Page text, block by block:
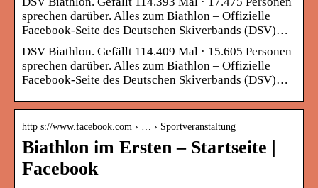
sprechen darüber. Alles zum Biathlon – Offizielle
Facebook-Seite des Deutschen Skiverbands (DSV)…
DSV Biathlon. Gefällt 114.409 Mal · 15.605 Personen
sprechen darüber. Alles zum Biathlon – Offizielle
Facebook-Seite des Deutschen Skiverbands (DSV)…
http s://www.facebook.com › … › Sportveranstaltung
Biathlon im Ersten – Startseite |
Facebook